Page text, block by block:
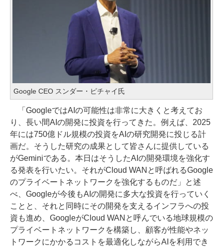
Google CEO スンダー・ピチャイ氏
「GoogleではAIの可能性は非常に大きくと考えてお
り、長い間AIの開発に投資を行ってきた。例えば、2025
年には750億ドル規模の投資をAIの研究開発に投じる計
画だ。そうした研究の成果として皆さんに提供している
がGeminiである。本日はそうしたAIの開発環境を強化す
る発表を行いたい。それがCloud WANと呼ばれるGoogle
のプライベートネットワークを強化するものだ」と述
べ、Googleが今後もAIの開発に多大な投資を行っていく
ことと、それと同時にその開発を支えるインフラへの投
資も進め、GoogleがCloud WANと呼んでいる地球規模の
プライベートネットワークを構築し、顧客が性能やネッ
トワークにかかるコストを最適化しながらAIを利用でき